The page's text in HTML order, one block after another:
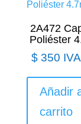
2A472
Poliéster
$ 350
Añadir
carrito